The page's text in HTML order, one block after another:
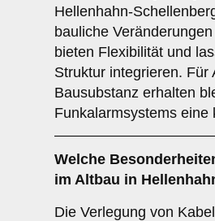
Hellenhahn-
bauliche
bieten Flexibilität und
Struktur integrieren. Für
Bausubstanz erhalten
Funkalarmsystems eine
Welche
im Altbau in
Die Verlegung von